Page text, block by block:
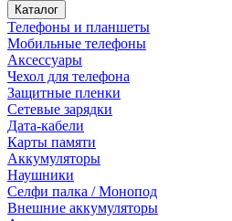
Каталог
Телефоны и планшеты
Мобильные телефоны
Аксессуары
Чехол для телефона
Защитные пленки
Сетевые зарядки
Дата-кабели
Карты памяти
Аккумуляторы
Наушники
Селфи палка / Монопод
Внешние аккумуляторы